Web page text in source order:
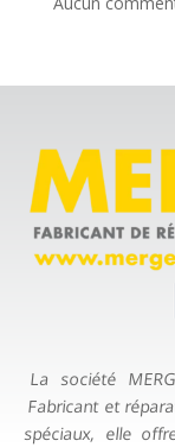
La société
Fabricant et
spéciaux, elle